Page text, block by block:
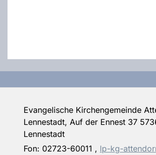
Evangelische Kirchengemeinde
Lennestadt, Auf der Ennest 37
Lennestadt
Fon: 02723-60011 , lp-kg-